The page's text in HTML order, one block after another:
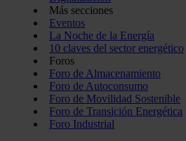
Más secciones
Eventos
La Noche de la Energía
10 claves del sector energético
Foros
Foro de Almacenamiento
Foro de Autoconsumo
Foro de Movilidad Sostenible
Foro de Transición Energética
Foro Industrial